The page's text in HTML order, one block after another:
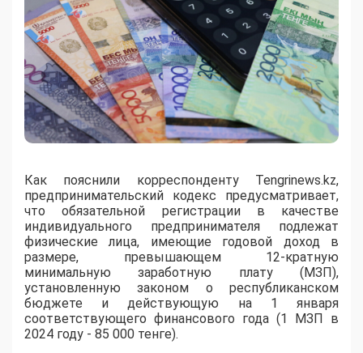
Как пояснили корреспонденту Tengrinews.kz,
предпринимательский кодекс предусматривает,
что обязательной регистрации в качестве
индивидуального предпринимателя подлежат
физические лица, имеющие годовой доход в
размере, превышающем 12-кратную
минимальную заработную плату (МЗП),
установленную законом о республиканском
бюджете и действующую на 1 января
соответствующего финансового года (1 МЗП в
2024 году - 85 000 тенге).